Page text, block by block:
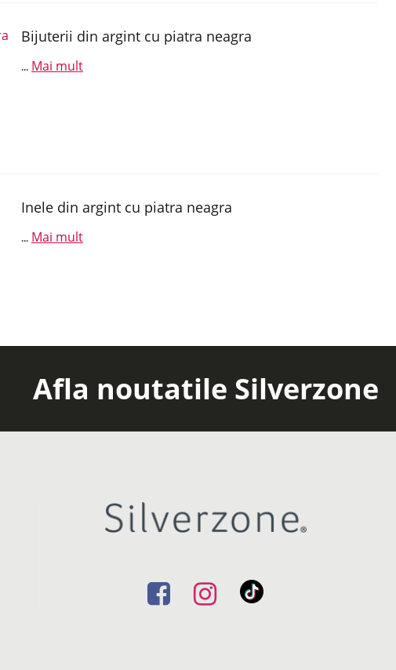
Bijuterii din argint cu piatra neagra
... Mai mult
Inele din argint cu piatra neagra
... Mai mult
Afla noutatile Silverzone